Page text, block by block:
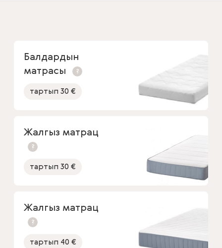
Балдардын
матрасы
?
тартып 30 €
Жалгыз матрац
?
тартып 30 €
Жалгыз матрац
?
тартып 40 €